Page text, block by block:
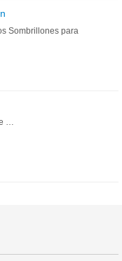
Sombrillones para
…